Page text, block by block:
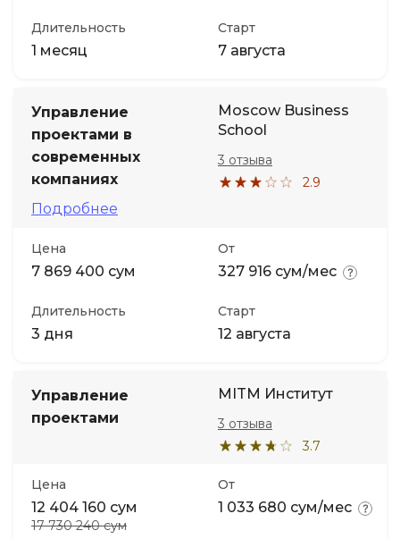
Длительность
1 месяц
Старт
7 августа
Управление
проектами в
современных
компаниях
Подробнее
Moscow Business
School
2.9
3 отзыва
Цена
7 869 400 сум
От
327 916 сум/мес
Длительность
3 дня
Старт
12 августа
Управление
проектами
MITM Институт
3.7
3 отзыва
Цена
12 404 160 сум
17 730 240 сум
От
1 033 680 сум/мес